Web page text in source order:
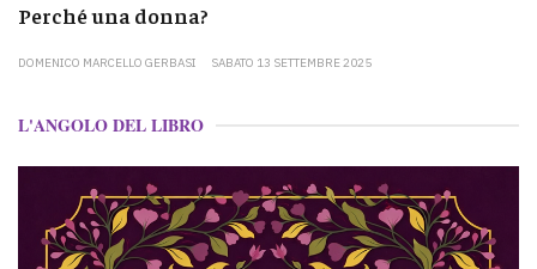
Perché una donna?
DOMENICO MARCELLO GERBASI SABATO 13 SETTEMBRE 2025
L'ANGOLO DEL LIBRO